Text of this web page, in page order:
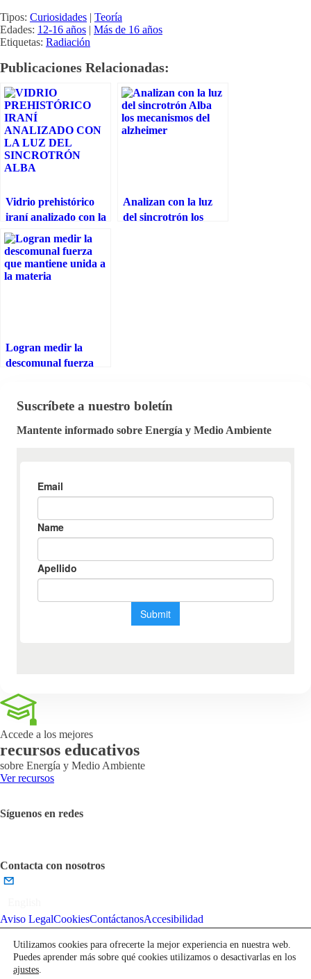
Tipos: Curiosidades | Teoría
Edades: 12-16 años | Más de 16 años
Etiquetas: Radiación
Publicaciones Relacionadas:
Vidrio prehistórico
iraní analizado con la
luz del sincrotrón
ALBA
Analizan con la luz
del sincrotrón los
Logran medir la
descomunal fuerza
Suscríbete a nuestro boletín
Mantente informado sobre Energía y Medio Ambiente
Accede a los mejores
recursos educativos
sobre Energía y Medio Ambiente
Ver recursos
Síguenos en redes
Contacta con nosotros
Aviso LegalCookiesContáctanosAccesibilidad
Utilizamos cookies para ofrecerte la mejor experiencia en nuestra web.
Puedes aprender más sobre qué cookies utilizamos o desactivarlas en los
ajustes.